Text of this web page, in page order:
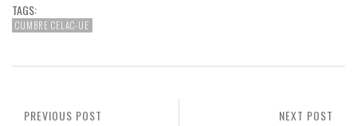
TAGS:
CUMBRE CELAC-UE
NEXT POST
PREVIOUS POST